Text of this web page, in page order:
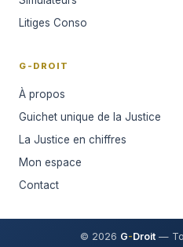
Litiges Conso
G-DROIT
À propos
Guichet unique de la Justice
La Justice en chiffres
Mon espace
Contact
© 2026 G-Droit—